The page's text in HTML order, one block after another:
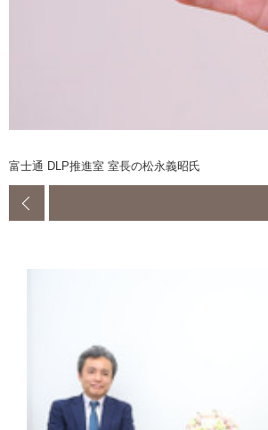
富士通 DLP推進室 室長の松永義昭氏